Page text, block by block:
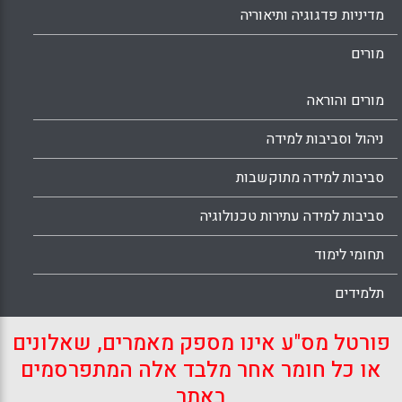
מדיניות פדגוגיה ותיאוריה
מורים
מורים והוראה
ניהול וסביבות למידה
סביבות למידה מתוקשבות
סביבות למידה עתירות טכנולוגיה
תחומי לימוד
תלמידים
פורטל מס"ע אינו מספק מאמרים, שאלונים
או כל חומר אחר מלבד אלה המתפרסמים